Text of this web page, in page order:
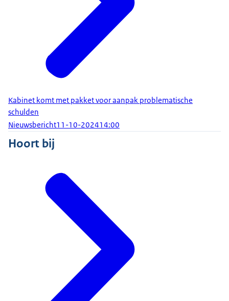
ministerraad, daarna zijn de Raad van State en
vervolgens de beide Kamers aan zet.
Verder heb ik deze week een debat gehad met de
Tweede Kamer over de begroting van mijn
ministerie en van de Koning. Het belangrijkste
onderdeel was ook dit jaar weer het Koninklijk
toegezegd over de werking van de ministeriële
verantwoordelijkheid, mede gericht op de
toekomst. Het gaat om complexe materie, waar ik
echt de tijd voor wil nemen. Daar hoort u later dus
Dan over de ministerraadsagenda van vandaag.
Ten eerste hebben wij ingestemd met een
uitgebreid pakket aan maatregelen om het aantal
huishoudens met problematische schulden terug
te dringen. Daarvoor wordt structureel 75 miljoen
euro vrijgemaakt. Dat geld wordt onder meer
ingezet voor zogenaamde vroegsignalering.
Gemeenten kunnen daarmee sneller en beter hulp
bieden aan mensen met geldzorgen. Ook komt er
een integraal schuldenoverzicht en een gratis
Kabinet komt met pakket voor aanpak problematische
schulden
Nieuwsbericht11-10-202414:00
Hoort bij